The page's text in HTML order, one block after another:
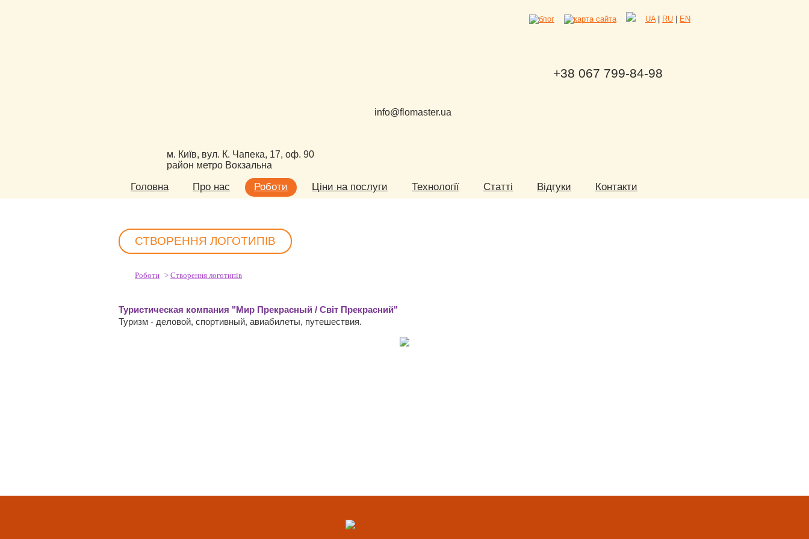
UA| RU EN
+38 067 799-84-98
м. Київ, вул. К. Чапека, 17, оф. 90
район метро Вокзальна
info@flomaster.ua
Головна Про нас Роботи Ціни на послуги Технології Статті Відгуки Контакти
СТВОРЕННЯ ЛОГОТИПІВ
Роботи > Створення логотипів
Туристическая компания "Мир Прекрасный / Світ Прекрасний"
Туризм - деловой, спортивный, авиабилеты, путешествия.